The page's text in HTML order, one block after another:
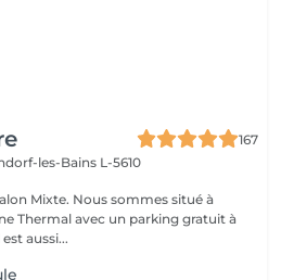
167
les-Bains L-5610
sommes situé à
Thermal avec un parking gratuit à
aussi...